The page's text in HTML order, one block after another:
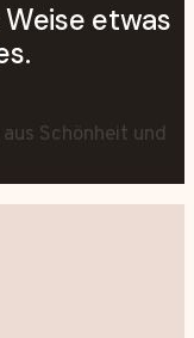
etwas
Schönheit und